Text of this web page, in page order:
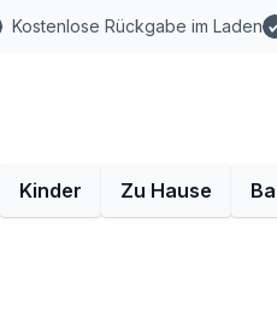
Kostenlose Rückgabe im Laden
Kinder Zu Hause